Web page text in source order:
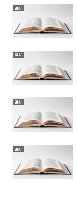
違い
違い
違い
違い